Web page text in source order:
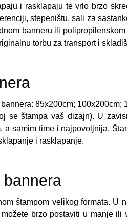
i rasklapaju te vrlo brzo
stepeništu, sali za
banneru ili
torbu za transport i
85x200cm;
se štampa vaš dizajn). U
a samim time i najpovoljnija.
i rasklapanje.
bannera
štampom velikog formata.
brzo postaviti u manje